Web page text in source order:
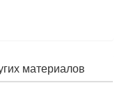
материалов